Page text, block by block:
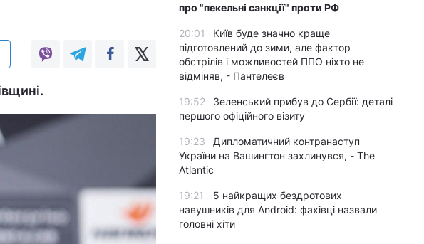
про "пекельні санкції" проти РФ
20:01
Київ буде значно краще
підготовлений до зими, але фактор
обстрілів і можливостей ППО ніхто не
відміняв, - Пантелеєв
19:52
Зеленський прибув до Сербії: деталі
першого офіційного візиту
19:23
Дипломатичний контранаступ
України на Вашингтон захлинувся, - The
Atlantic
19:21
5 найкращих бездротових
навушників для Android: фахівці назвали
головні хіти